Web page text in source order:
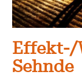
Effekt-/
Sehnde